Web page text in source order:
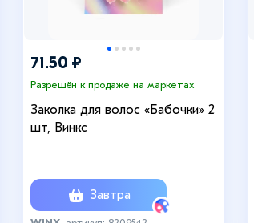
71.50 ₽
Разрешён к продаже на маркетах
Заколка для волос «Бабочки» 2
шт, Винкс
Завтра